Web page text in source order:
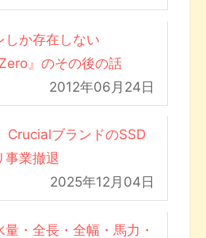
しか存在しない
』のその後の話
2012年06月24日
CrucialブランドのSSD
事業撤退
2025年12月04日
量・全長・全幅・馬力・